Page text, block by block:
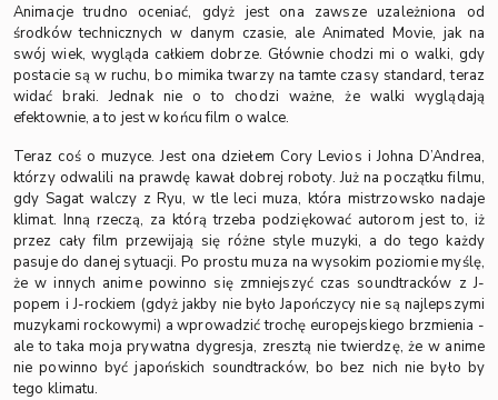
Animacje trudno oceniać, gdyż jest ona zawsze uzależniona od
środków technicznych w danym czasie, ale Animated Movie, jak na
swój wiek, wygląda całkiem dobrze. Głównie chodzi mi o walki, gdy
postacie są w ruchu, bo mimika twarzy na tamte czasy standard, teraz
widać braki. Jednak nie o to chodzi ważne, że walki wyglądają
efektownie, a to jest w końcu film o walce.
Teraz coś o muzyce. Jest ona dziełem Cory Levios i Johna D’Andrea,
którzy odwalili na prawdę kawał dobrej roboty. Już na początku filmu,
gdy Sagat walczy z Ryu, w tle leci muza, która mistrzowsko nadaje
klimat. Inną rzeczą, za którą trzeba podziękować autorom jest to, iż
przez cały film przewijają się różne style muzyki, a do tego każdy
pasuje do danej sytuacji. Po prostu muza na wysokim poziomie myślę,
że w innych anime powinno się zmniejszyć czas soundtracków z J-
popem i J-rockiem (gdyż jakby nie było Japończycy nie są najlepszymi
muzykami rockowymi) a wprowadzić trochę europejskiego brzmienia -
ale to taka moja prywatna dygresja, zresztą nie twierdzę, że w anime
nie powinno być japońskich soundtracków, bo bez nich nie było by
tego klimatu.